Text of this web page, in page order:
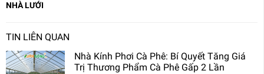
NHÀ LƯỚI
TIN LIÊN QUAN
Nhà Kính Phơi Cà Phê: Bí Quyết Tăng Giá
Trị Thương Phẩm Cà Phê Gấp 2 Lần